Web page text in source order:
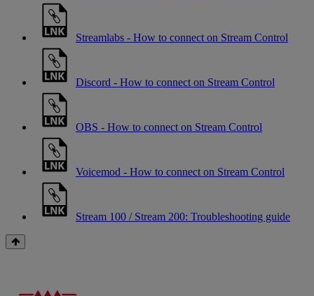
Streamlabs - How to connect on Stream Control
Discord - How to connect on Stream Control
OBS - How to connect on Stream Control
Voicemod - How to connect on Stream Control
Stream 100 / Stream 200: Troubleshooting guide